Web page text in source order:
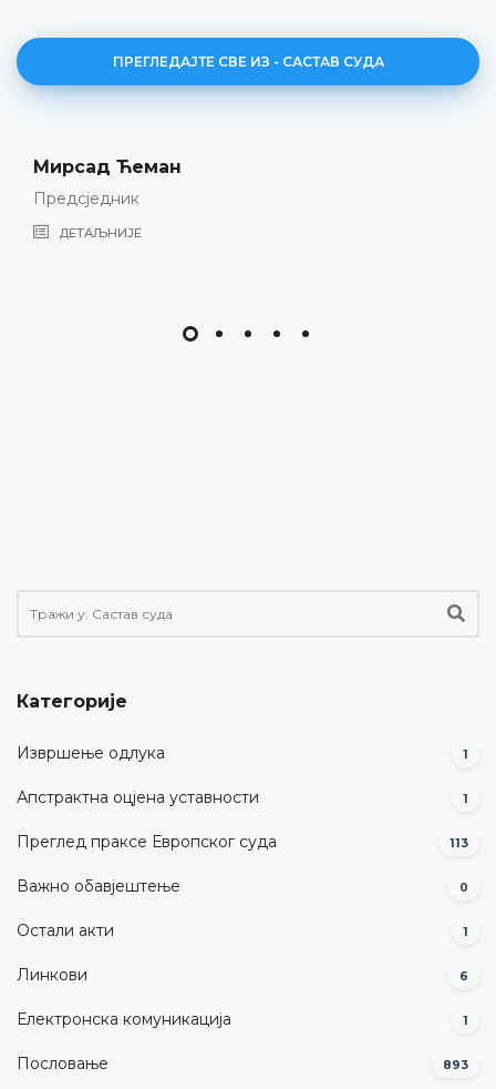
ПРЕГЛЕДАЈТЕ СВЕ ИЗ - САСТАВ СУДА
Мирсад Ћеман
Предсједник
ДЕТАЉНИЈЕ
Категорије
Извршење одлука 1
Апстрактна оцјена уставности 1
Преглед праксе Европског суда 113
Важно обавјештење 0
Остали акти 1
Линкови 6
Електронска комуникација 1
Пословање 893